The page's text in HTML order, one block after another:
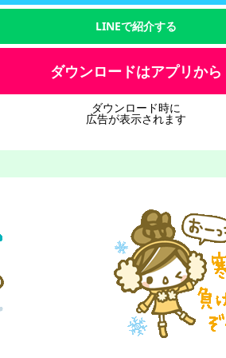
LINEで紹介する
ダウンロードはアプリから
ダウンロード時に
広告が表示されます